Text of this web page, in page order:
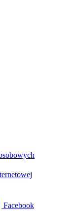
Facebook